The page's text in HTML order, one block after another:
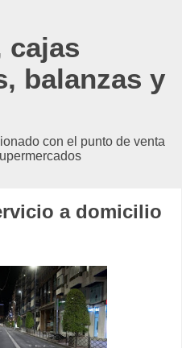
cajas
balanzas y
con el punto de venta
a domicilio